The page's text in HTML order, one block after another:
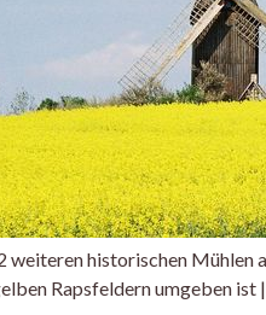
weiteren historischen Mühlen
Rapsfeldern umgeben